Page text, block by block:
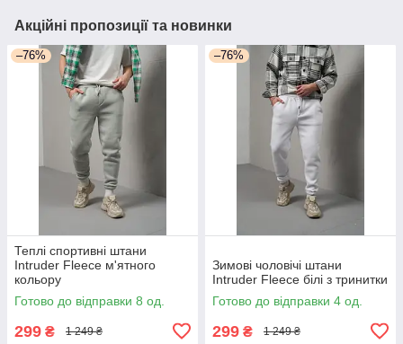
Акційні пропозиції та новинки
–76%
Теплі спортивні штани
Intruder Fleece м'ятного
кольору
Готово до відправки 8 од.
299 ₴ 1 249 ₴
–76%
Зимові чоловічі штани
Intruder Fleece білі з тринитки
Готово до відправки 4 од.
299 ₴ 1 249 ₴